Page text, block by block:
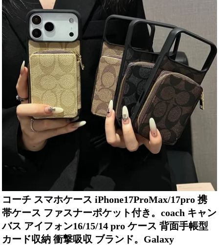
コーチ スマホケース iPhone17ProMax/17pro 携
帯ケース ファスナーポケット付き。coach キャン
バス アイフォン16/15/14 pro ケース 背面手帳型
カード収納 衝撃吸収 ブランド。Galaxy